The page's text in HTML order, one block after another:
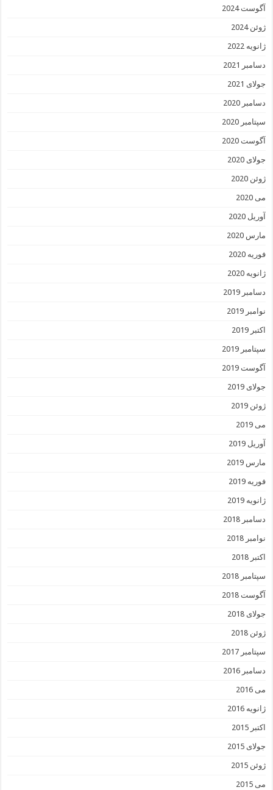
آگوست 2024
ژوئن 2024
ژانویه 2022
دسامبر 2021
جولای 2021
دسامبر 2020
سپتامبر 2020
آگوست 2020
جولای 2020
ژوئن 2020
می 2020
آوریل 2020
مارس 2020
فوریه 2020
ژانویه 2020
دسامبر 2019
نوامبر 2019
اکتبر 2019
سپتامبر 2019
آگوست 2019
جولای 2019
ژوئن 2019
می 2019
آوریل 2019
مارس 2019
فوریه 2019
ژانویه 2019
دسامبر 2018
نوامبر 2018
اکتبر 2018
سپتامبر 2018
آگوست 2018
جولای 2018
ژوئن 2018
سپتامبر 2017
دسامبر 2016
می 2016
ژانویه 2016
اکتبر 2015
جولای 2015
ژوئن 2015
می 2015